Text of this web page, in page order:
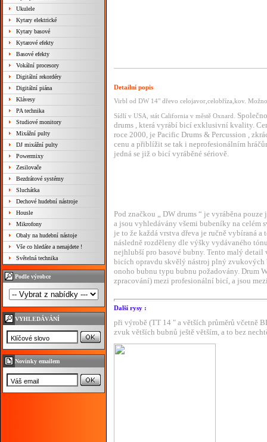
Ukulele
Kytary elektrické
Kytary basové
Kytarové efekty
Basové efekty
Vokální procesory
Digitální rekordéry
Digitální piána
Klávesy
PA technika
Studiové monitory
Mixážní pulty
DJ mixážní pulty
Powermixy
Zesilovače
Bezdrátové systémy
Sluchátka
Dechové hudební nástroje
Housle
Mikrofony
Obaly na hudební nástoje
Vše co hledáte a nenajdete !
Světelná technika
Podle výrobce
VYHLEDÁVÁNÍ
Novinky emailem
Detailní popis
Virbl od DW 14" dřevo celojavor,celobříza,kov.
Sídlí v USA, stát California v městě Oxnard.
drums , která vyrábí bicí exklusivní kvality.
roce 2000, je Pacific Drums & Percussion ,
cenu a přiblížit se tak i neprofesionálním
jedná se již o bicí vyráběné sériově.
Pod značkou „ DW drums “ je vyráběna
a jsou vyhledávány všemi bubeníky na celém
je to že každá vrstva dřeva je ručně vybíraná
následně rozděleny dle výšky vydávaného
nejhlubší pro basové bubny. Tento malý
bicích opravdu skvělý nástroj plný zvukových
onoho bubnu typu bubnu požadovány. Drum
zpracování) mezi profesionální bicí, a jsou
Další rysy :
při výrobě (TT 14 " a větších průměrů včetně
zvuk větších bubnů ještě větším, a to bez